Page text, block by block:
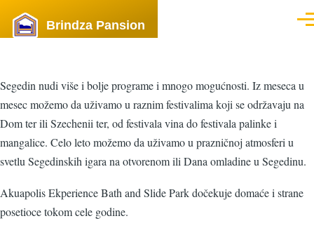
Brindza Pansion
Segedin nudi više i bolje programe i mnogo mogućnosti. Iz meseca u
mesec možemo da uživamo u raznim festivalima koji se održavaju na
Dom ter ili Szechenii ter, od festivala vina do festivala palinke i
mangalice. Celo leto možemo da uživamo u prazničnoj atmosferi u
svetlu Segedinskih igara na otvorenom ili Dana omladine u Segedinu.
Akuapolis Ekperience Bath and Slide Park dočekuje domaće i strane
posetioce tokom cele godine.